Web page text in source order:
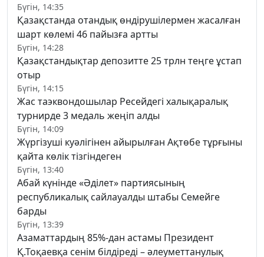
Бүгін, 14:35
Қазақстанда отандық өндірушілермен жасалған
шарт көлемі 46 пайызға артты
Бүгін, 14:28
Қазақстандықтар депозитте 25 трлн теңге ұстап
отыр
Бүгін, 14:15
Жас таэквондошылар Ресейдегі халықаралық
турнирде 3 медаль жеңіп алды
Бүгін, 14:09
Жүргізуші куәлігінен айырылған Ақтөбе тұрғыны
қайта көлік тізгіндеген
Бүгін, 13:40
Абай күнінде «Әділет» партиясының
республикалық сайлауалды штабы Семейге
барды
Бүгін, 13:39
Азаматтардың 85%-дан астамы Президент
Қ.Тоқаевқа сенім білдіреді – әлеуметтанулық